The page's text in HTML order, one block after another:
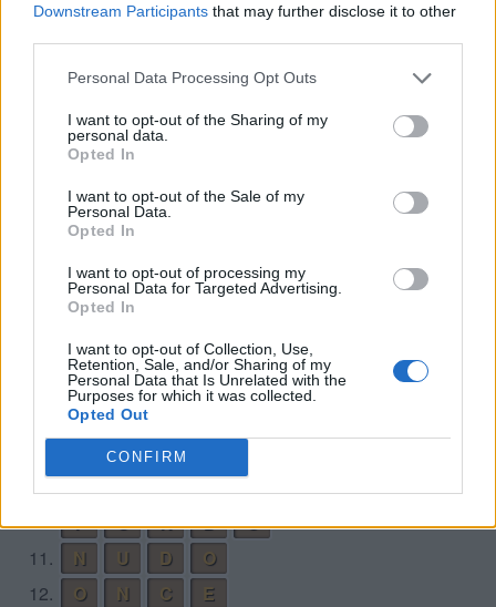
Downstream Participants that may further disclose it to other
Personal Data Processing Opt Outs
I want to opt-out of the Sharing of my
personal data.
Opted In
I want to opt-out of the Sale of my
Personal Data.
Opted In
I want to opt-out of processing my
Personal Data for Targeted Advertising.
Opted In
I want to opt-out of Collection, Use,
Retention, Sale, and/or Sharing of my
Personal Data that Is Unrelated with the
Purposes for which it was collected.
Opted Out
CONFIRM
V E L
O
Desafío 7
C E D
O
C E
C O N D
E
D O
D O N
E
E D U C
O
F E
E U
9.
F U N D
E
10.
F U N D
O
11.
N U D
O
12.
O N C E